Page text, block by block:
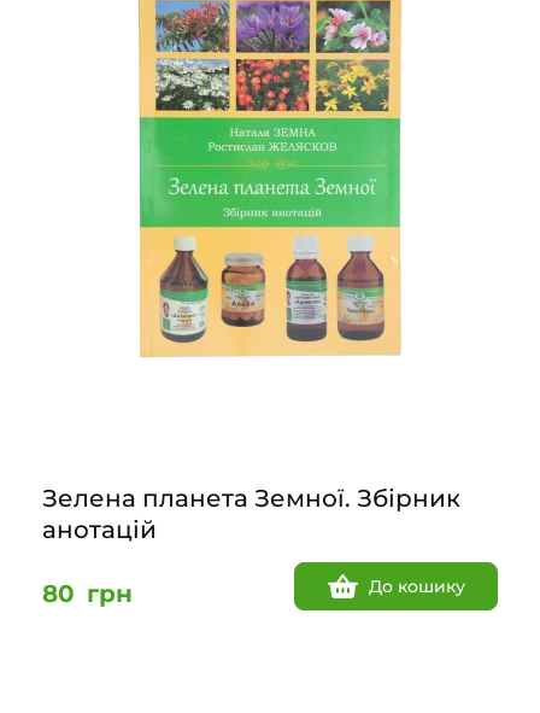
Зелена планета Земної. Збірник
анотацій
80 грн До кошику